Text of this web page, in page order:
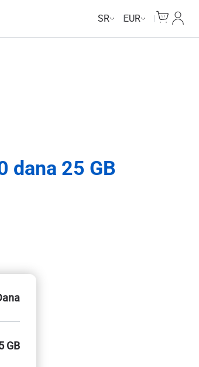
SR EUR
Moj
dana 25 GB
GB